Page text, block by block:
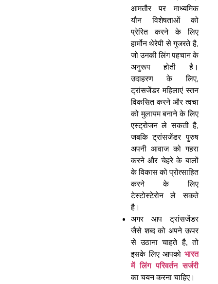
आमतौर पर माध्यमिक
यौन विशेषताओं को
प्रेरित करने के लिए
हार्मोन थेरेपी से गुजरते है,
जो उनकी लिंग पहचान के
अनुरूप होती है।
उदाहरण के लिए,
ट्रांसजेंडर महिलाएं स्तन
विकसित करने और त्वचा
को मुलायम बनाने के लिए
एस्ट्रोजन ले सकती है,
जबकि ट्रांसजेंडर पुरुष
अपनी आवाज को गहरा
करने और चेहरे के बालों
के विकास को प्रोत्साहित
करने के लिए
टेस्टोस्टेरोन ले सकते
है।
अगर आप ट्रांसजेंडर
जैसे शब्द को अपने ऊपर
से उठाना चाहते है, तो
इसके लिए आपको भारत
में लिंग परिवर्तन सर्जरी
का चयन करना चाहिए।